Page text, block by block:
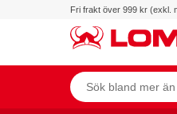
Fri frakt över 999 kr (exkl.